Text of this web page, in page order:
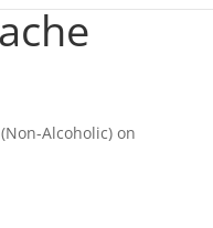
Alcoholic) on